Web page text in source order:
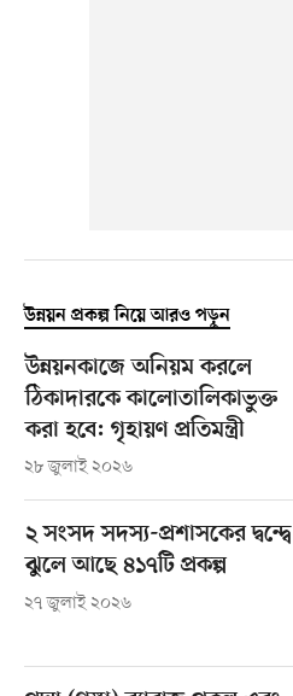
উন্নয়ন প্রকল্প নিয়ে আরও পড়ুন
উন্নয়নকাজে অনিয়ম করলে
ঠিকাদারকে কালোতালিকাভুক্ত
করা হবে: গৃহায়ণ প্রতিমন্ত্রী
২৮ জুলাই ২০২৬
২ সংসদ সদস্য-প্রশাসকের দ্বন্দ্বে
ঝুলে আছে ৪১৭টি প্রকল্প
২৭ জুলাই ২০২৬